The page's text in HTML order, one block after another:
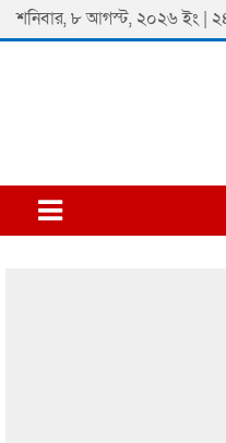
Skip
to
শনিবার, ৮ আগস্ট, ২০২৬ ইং |
Online Newspaper Portal